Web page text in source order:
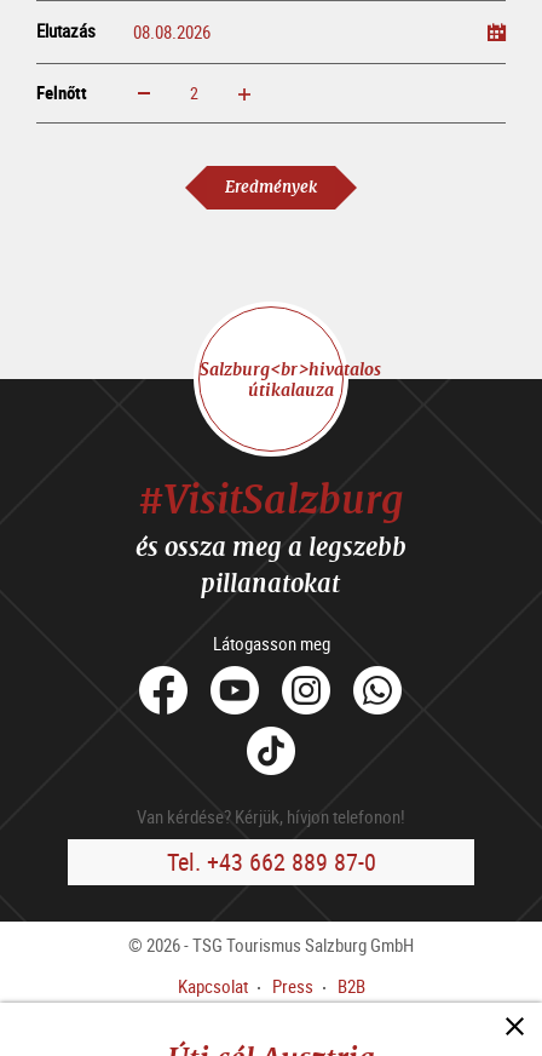
Elutazás
Felnőtt növelem csökkentem
Eredmények
Salzburg<br>hivatalos
útikalauza
#VisitSalzburg
és ossza meg a legszebb
pillanatokat
Látogasson meg
facebook
YoutubeInstagram
Tik
Tok
Van kérdése? Kérjük, hívjon telefonon!
Tel. +43 662 889 87-0
© 2026 - TSG Tourismus Salzburg GmbH
Kapcsolat
Press
B2B